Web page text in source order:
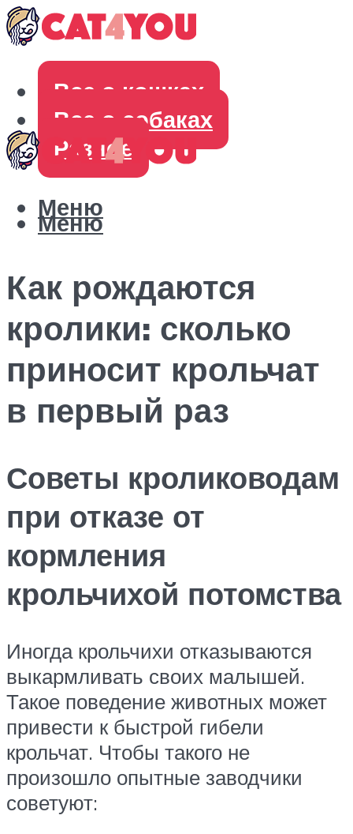
Все о кошках
Все о собаках
Разное
Меню
Меню
Как рождаются
кролики: сколько
приносит крольчат
в первый раз
Советы кролиководам
при отказе от
кормления
крольчихой потомства
Иногда крольчихи отказываются
выкармливать своих малышей.
Такое поведение животных может
привести к быстрой гибели
крольчат. Чтобы такого не
произошло опытные заводчики
советуют: